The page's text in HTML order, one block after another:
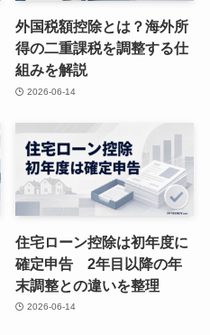
外国税額控除とは？海外所
得の二重課税を調整する仕
組みを解説
2026-06-14
住宅ローン控除は初年度に
確定申告 2年目以降の年
末調整との違いを整理
2026-06-14